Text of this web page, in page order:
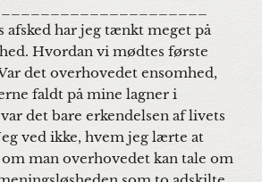
afsked har jeg tænkt meget på
Hvordan vi mødtes første
det overhovedet ensomhed,
faldt på mine lagner i
det bare erkendelsen af livets
ved ikke, hvem jeg lærte at
man overhovedet kan tale om